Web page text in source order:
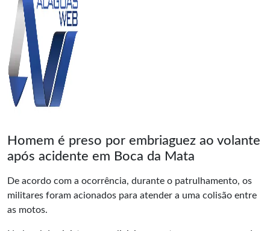
Homem é preso por embriaguez ao volante
após acidente em Boca da Mata
De acordo com a ocorrência, durante o patrulhamento, os
militares foram acionados para atender a uma colisão entre
as motos.